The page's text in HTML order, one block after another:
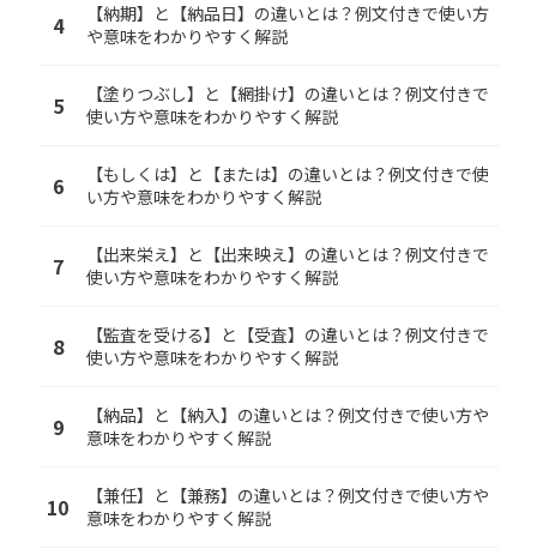
4
【納期】と【納品日】の違いとは？例文付きで使い方
や意味をわかりやすく解説
5
【塗りつぶし】と【網掛け】の違いとは？例文付きで
使い方や意味をわかりやすく解説
6
【もしくは】と【または】の違いとは？例文付きで使
い方や意味をわかりやすく解説
7
【出来栄え】と【出来映え】の違いとは？例文付きで
使い方や意味をわかりやすく解説
8
【監査を受ける】と【受査】の違いとは？例文付きで
使い方や意味をわかりやすく解説
9
【納品】と【納入】の違いとは？例文付きで使い方や
意味をわかりやすく解説
10
【兼任】と【兼務】の違いとは？例文付きで使い方や
意味をわかりやすく解説